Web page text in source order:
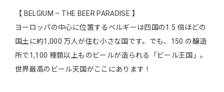
【 BELGIUM – THE BEER PARADISE 】
ヨーロッパの中心に位置するベルギーは四国の1.5 倍ほどの
国土に約1,000 万人が住む小さな国です。でも、150 の醸造
所で1,100 種類以上ものビールが造られる「ビール王国」。
世界最高のビール天国がここにあります！